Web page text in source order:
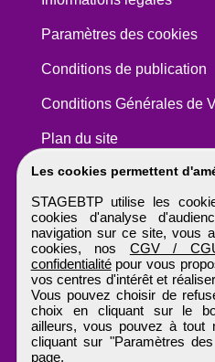
Les cookies permettent
STAGEBTP utilise les
cookies d'analyse
navigation sur ce site, vous
cookies, nos CGV /
confidentialitépour vous
vos centres d'intérêt et
Vous pouvez choisir de
choix en cliquant sur le
ailleurs, vous pouvez à tout
cliquant sur "Paramètres
page.
Paramètres des cookies
Conditions de publication
Conditions Générales de
Plan du site